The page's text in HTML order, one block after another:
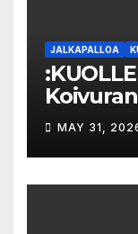
JALKAPALLOA
MAY 31,